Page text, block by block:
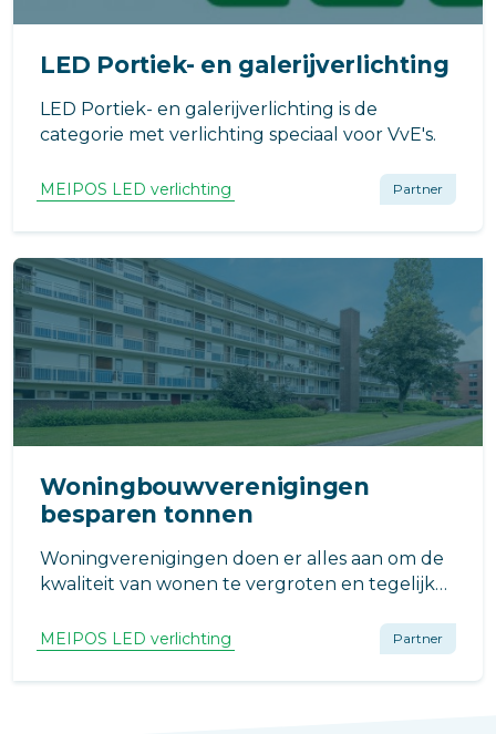
LED Portiek- en galerijverlichting
LED Portiek- en galerijverlichting is de
categorie met verlichting speciaal voor VvE's.
MEIPOS LED verlichting Partner
Woningbouwverenigingen
besparen tonnen
Woningverenigingen doen er alles aan om de
kwaliteit van wonen te vergroten en tegelijk
‘Eén van de manieren om het woningaanbod
‘betaalbaar’ te houden is door de onkosten te
verlagen’.
MEIPOS LED verlichting Partner